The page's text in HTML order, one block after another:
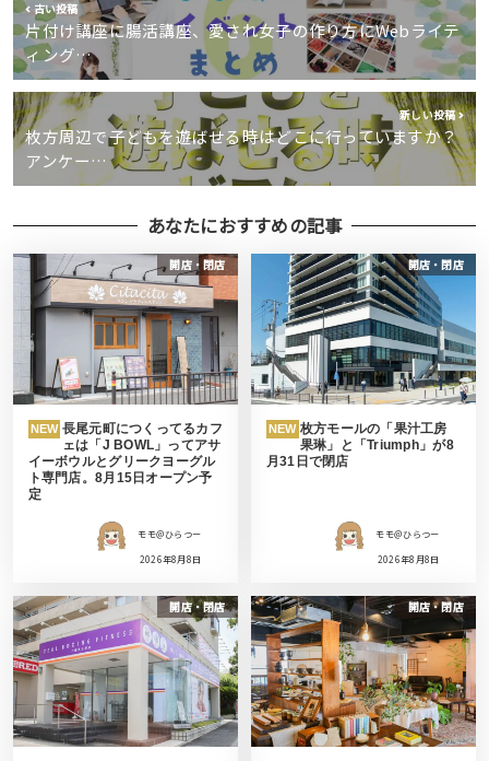
古い投稿
片付け講座に腸活講座、愛され女子の作り方にWebライテ
ィング…
新しい投稿
枚方周辺で子どもを遊ばせる時はどこに行っていますか？
アンケー…
あなたにおすすめの記事
開店・閉店
NEW 長尾元町につくってるカフ
ェは「J BOWL」ってアサ
イーボウルとグリークヨーグル
ト専門店。8月15日オープン予
定
モモ＠ひらつー
2026年8月8日
開店・閉店
NEW 枚方モールの「果汁工房
果琳」と「Triumph」が8
月31日で閉店
モモ＠ひらつー
2026年8月8日
開店・閉店 開店・閉店